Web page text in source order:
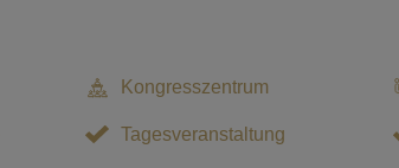
Kongresszentrum
Tagesveranstaltung